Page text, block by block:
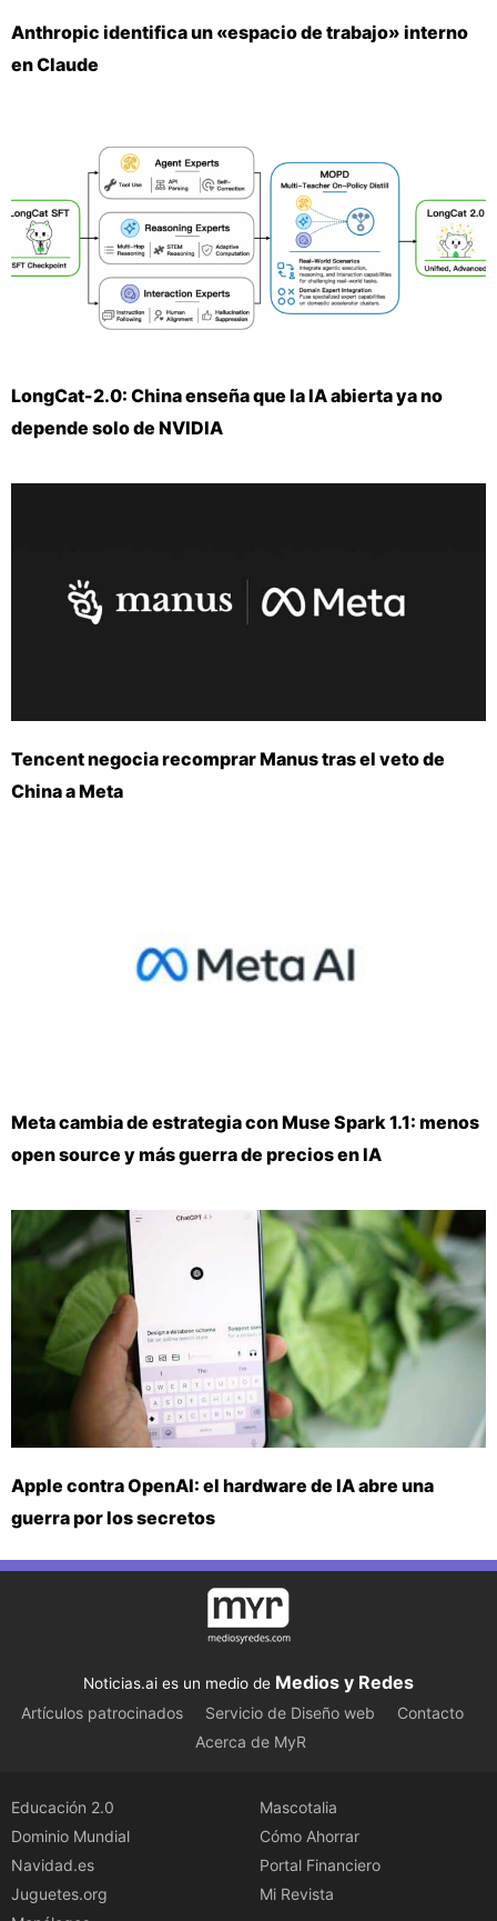
Anthropic identifica un «espacio de trabajo» interno
en Claude
LongCat-2.0: China enseña que la IA abierta ya no
depende solo de NVIDIA
Tencent negocia recomprar Manus tras el veto de
China a Meta
Meta cambia de estrategia con Muse Spark 1.1: menos
open source y más guerra de precios en IA
Apple contra OpenAI: el hardware de IA abre una
guerra por los secretos
Noticias.ai es un medio de Medios y Redes
Artículos patrocinados Servicio de Diseño web
Contacto
Acerca de MyR
Educación 2.0
Dominio Mundial
Navidad.es
Juguetes.org
Mascotalia
Cómo Ahorrar
Portal Financiero
Mi Revista